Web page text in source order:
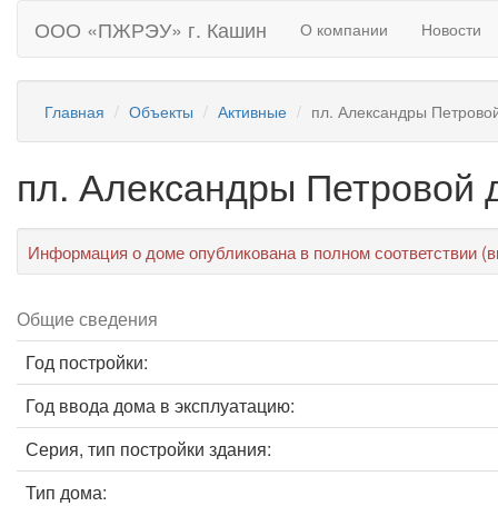
ООО «ПЖРЭУ» г. Кашин О компании Новости
Главная Объекты Активные пл. Александры
пл. Александры Петровой
Информация о доме опубликована в полном соответствии
Общие сведения
Год постройки:
Год ввода дома в эксплуатацию:
Серия, тип постройки здания:
Тип дома: